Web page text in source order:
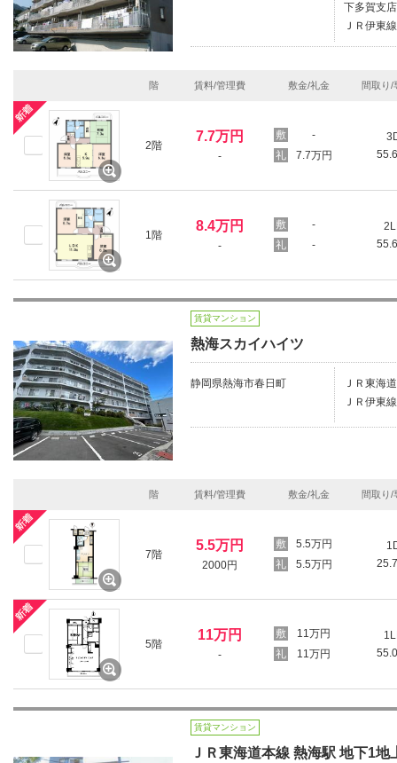
下多賀支
ＪＲ伊東
階 賃料/管理費 敷金/礼金 間取り/
2階
7.7万円
-
-
7.7万円
1階
8.4万円
-
-
-
賃貸マンション
熱海スカイハイツ
静岡県熱海市春日町
ＪＲ東海
ＪＲ伊東
階 賃料/管理費 敷金/礼金 間取り/
7階
5.5万円
2000円
5.5万円
5.5万円
5階
11万円
-
11万円
11万円
賃貸マンション
ＪＲ東海道本線 熱海駅 地下1地